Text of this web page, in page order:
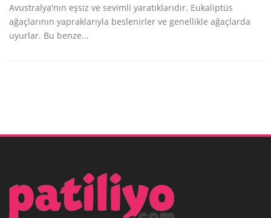
Avustralya'nın eşsiz ve sevimli yaratıklarıdır. Eukaliptüs
ağaçlarının yapraklarıyla beslenirler ve genellikle ağaçlarda
uyurlar. Bu benze...